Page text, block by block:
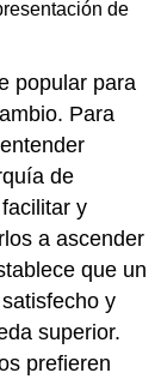
de
popular para
Para
de
y
a ascender
que un
y
superior.
prefieren